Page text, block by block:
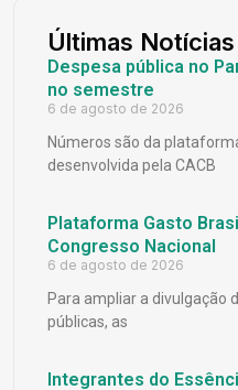
Últimas Notícias
Despesa pública no
no semestre
6 de agosto de 2026
Números são da
desenvolvida pela CACB
Plataforma Gasto
Congresso Nacional
6 de agosto de 2026
Para ampliar a divulgação
públicas, as
Integrantes do